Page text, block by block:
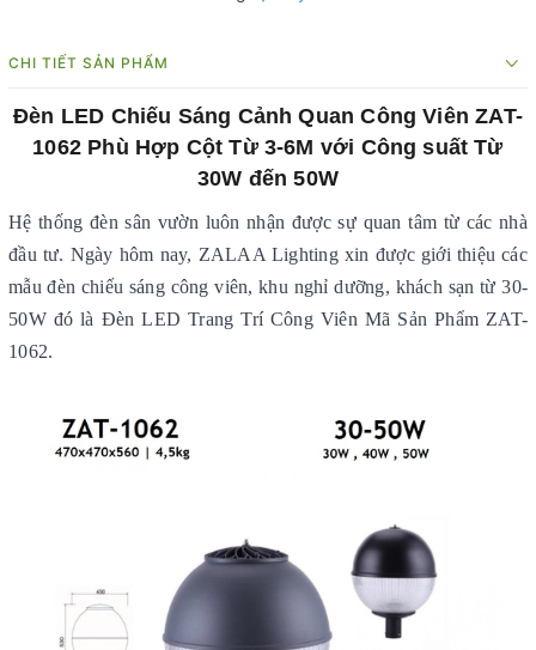
CHI TIẾT SẢN PHẨM
Đèn LED Chiếu Sáng Cảnh Quan Công Viên ZAT-
1062 Phù Hợp Cột Từ 3-6M với Công suất Từ
30W đến 50W
Hệ thống đèn sân vườn luôn nhận được sự quan tâm từ các nhà
đầu tư. Ngày hôm nay, ZALAA Lighting xin được giới thiệu các
mẫu đèn chiếu sáng công viên, khu nghỉ dưỡng, khách sạn từ 30-
50W đó là Đèn LED Trang Trí Công Viên Mã Sản Phẩm ZAT-
1062.